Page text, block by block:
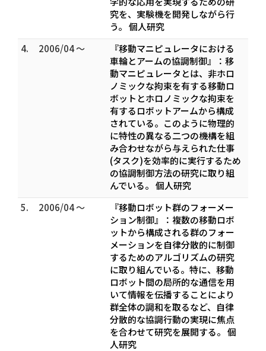
究を、実験機を開発しながら行
う。 個人研究
4.
2006/04 ～
『移動マニピュレータにおける
車輪とアームの協調制御』：移
動マニピュレータとは、非ホロ
ノミックな拘束を有する移動ロ
ボットとホロノミックな拘束を
有するロボットアームから構成
されている。このように物理的
に特性の異なる二つの機構を組
み合わせながら与えられた仕事
(タスク)を効率的に実行するため
の協調制御方法の研究に取り組
んでいる。 個人研究
5.
2006/04 ～
『移動ロボット群のフォーメー
ション制御』：複数の移動ロボ
ットから構成される群のフォー
メーションを自律分散的に制御
するためのアルゴリズムの研究
に取り組んでいる。特に、移動
ロボット間の局所的な通信を用
いて情報を伝播することにより
群全体の調和を取るなど、自律
分散的な協調行動の実現に焦点
を合わせて研究を展開する。 個
人研究